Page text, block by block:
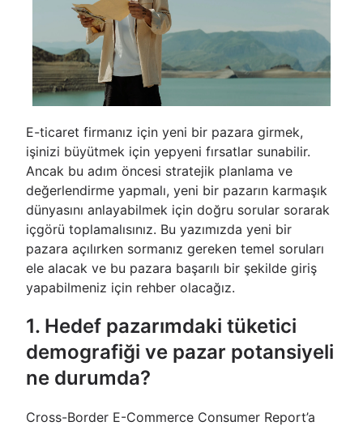
E-ticaret firmanız için yeni bir pazara girmek,
işinizi büyütmek için yepyeni fırsatlar sunabilir.
Ancak bu adım öncesi stratejik planlama ve
değerlendirme yapmalı, yeni bir pazarın karmaşık
dünyasını anlayabilmek için doğru sorular sorarak
içgörü toplamalısınız. Bu yazımızda yeni bir
pazara açılırken sormanız gereken temel soruları
ele alacak ve bu pazara başarılı bir şekilde giriş
yapabilmeniz için rehber olacağız.
1. Hedef pazarımdaki tüketici
demografiği ve pazar potansiyeli
ne durumda?
Cross-Border E-Commerce Consumer Report’a